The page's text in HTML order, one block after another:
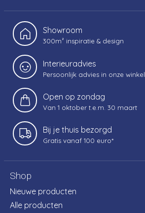
Showroom
300m² inspiratie & design
Interieuradvies
Persoonlijk advies in onze winkel
Open op zondag
Van 1 oktober t.e.m. 30 maart
Bij je thuis bezorgd
Gratis vanaf 100 euro*
Shop
Nieuwe producten
Alle producten